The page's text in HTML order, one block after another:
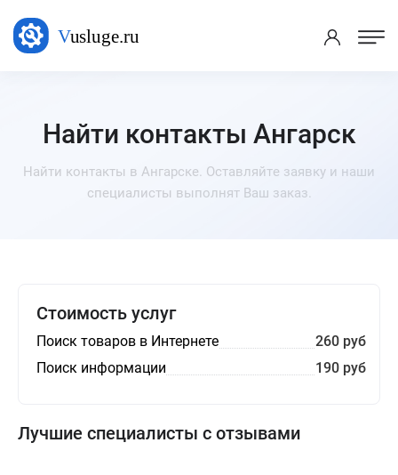
Найти контакты Ангарск
Найти контакты в Ангарске. Оставляйте заявку и наши
специалисты выполнят Ваш заказ.
Стоимость услуг
Поиск товаров в Интернете
260 руб
Поиск информации
190 руб
Лучшие специалисты с отзывами